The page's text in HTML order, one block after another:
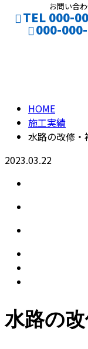
お問い合
TEL 000-
000-
HOME
施工実績
水路の改修・
2023.03.22
水路の